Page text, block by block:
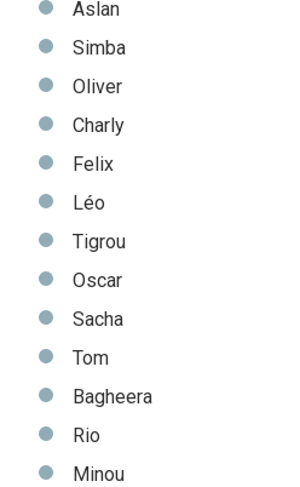
Aslan
Simba
Oliver
Charly
Felix
Léo
Tigrou
Oscar
Sacha
Tom
Bagheera
Rio
Minou